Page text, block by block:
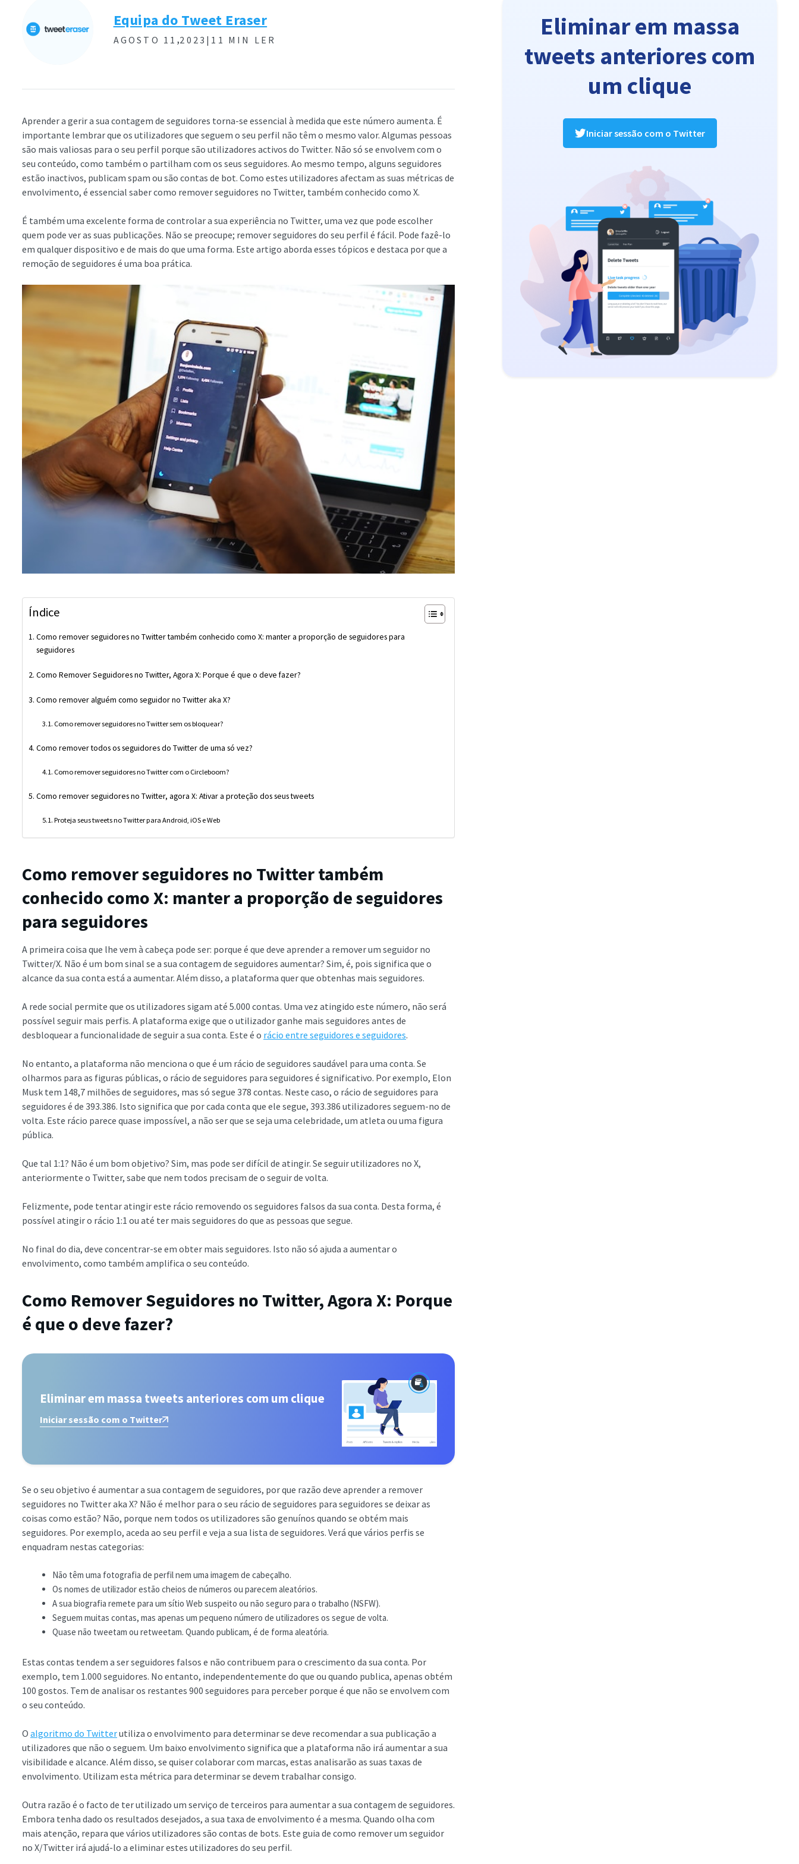
Equipa do Tweet Eraser
AGOSTO 11 ,2023| 11 MIN LER
Aprender a gerir a sua contagem de seguidores torna-se essencial à medida que este número aumenta. É
importante lembrar que os utilizadores que seguem o seu perfil não têm o mesmo valor. Algumas pessoas
são mais valiosas para o seu perfil porque são utilizadores activos do Twitter. Não só se envolvem com o
seu conteúdo, como também o partilham com os seus seguidores. Ao mesmo tempo, alguns seguidores
estão inactivos, publicam spam ou são contas de bot. Como estes utilizadores afectam as suas métricas de
envolvimento, é essencial saber como remover seguidores no Twitter, também conhecido como X.
É também uma excelente forma de controlar a sua experiência no Twitter, uma vez que pode escolher
quem pode ver as suas publicações. Não se preocupe; remover seguidores do seu perfil é fácil. Pode fazê-lo
em qualquer dispositivo e de mais do que uma forma. Este artigo aborda esses tópicos e destaca por que a
remoção de seguidores é uma boa prática.
Índice
Como remover seguidores no Twitter também conhecido como X: manter a proporção de seguidores para
seguidores
Como Remover Seguidores no Twitter, Agora X: Porque é que o deve fazer?
Como remover alguém como seguidor no Twitter aka X?
Como remover seguidores no Twitter sem os bloquear?
Como remover todos os seguidores do Twitter de uma só vez?
Como remover seguidores no Twitter com o Circleboom?
Como remover seguidores no Twitter, agora X: Ativar a proteção dos seus tweets
Proteja seus tweets no Twitter para Android, iOS e Web
Como remover seguidores no Twitter também
conhecido como X: manter a proporção de seguidores
para seguidores
A primeira coisa que lhe vem à cabeça pode ser: porque é que deve aprender a remover um seguidor no
Twitter/X. Não é um bom sinal se a sua contagem de seguidores aumentar? Sim, é, pois significa que o
alcance da sua conta está a aumentar. Além disso, a plataforma quer que obtenhas mais seguidores.
A rede social permite que os utilizadores sigam até 5.000 contas. Uma vez atingido este número, não será
possível seguir mais perfis. A plataforma exige que o utilizador ganhe mais seguidores antes de
desbloquear a funcionalidade de seguir a sua conta. Este é o rácio entre seguidores e seguidores.
No entanto, a plataforma não menciona o que é um rácio de seguidores saudável para uma conta. Se
olharmos para as figuras públicas, o rácio de seguidores para seguidores é significativo. Por exemplo, Elon
Musk tem 148,7 milhões de seguidores, mas só segue 378 contas. Neste caso, o rácio de seguidores para
seguidores é de 393.386. Isto significa que por cada conta que ele segue, 393.386 utilizadores seguem-no de
volta. Este rácio parece quase impossível, a não ser que se seja uma celebridade, um atleta ou uma figura
pública.
Que tal 1:1? Não é um bom objetivo? Sim, mas pode ser difícil de atingir. Se seguir utilizadores no X,
anteriormente o Twitter, sabe que nem todos precisam de o seguir de volta.
Felizmente, pode tentar atingir este rácio removendo os seguidores falsos da sua conta. Desta forma, é
possível atingir o rácio 1:1 ou até ter mais seguidores do que as pessoas que segue.
No final do dia, deve concentrar-se em obter mais seguidores. Isto não só ajuda a aumentar o
envolvimento, como também amplifica o seu conteúdo.
Como Remover Seguidores no Twitter, Agora X: Porque
é que o deve fazer?
Eliminar em massa tweets anteriores com um clique
Iniciar sessão com o Twitter
Se o seu objetivo é aumentar a sua contagem de seguidores, por que razão deve aprender a remover
seguidores no Twitter aka X? Não é melhor para o seu rácio de seguidores para seguidores se deixar as
coisas como estão? Não, porque nem todos os utilizadores são genuínos quando se obtém mais
seguidores. Por exemplo, aceda ao seu perfil e veja a sua lista de seguidores. Verá que vários perfis se
enquadram nestas categorias:
Não têm uma fotografia de perfil nem uma imagem de cabeçalho.
Os nomes de utilizador estão cheios de números ou parecem aleatórios.
A sua biografia remete para um sítio Web suspeito ou não seguro para o trabalho (NSFW).
Seguem muitas contas, mas apenas um pequeno número de utilizadores os segue de volta.
Quase não tweetam ou retweetam. Quando publicam, é de forma aleatória.
Estas contas tendem a ser seguidores falsos e não contribuem para o crescimento da sua conta. Por
exemplo, tem 1.000 seguidores. No entanto, independentemente do que ou quando publica, apenas obtém
100 gostos. Tem de analisar os restantes 900 seguidores para perceber porque é que não se envolvem com
o seu conteúdo.
O algoritmo do Twitterutiliza o envolvimento para determinar se deve recomendar a sua publicação a
utilizadores que não o seguem. Um baixo envolvimento significa que a plataforma não irá aumentar a sua
visibilidade e alcance. Além disso, se quiser colaborar com marcas, estas analisarão as suas taxas de
envolvimento. Utilizam esta métrica para determinar se devem trabalhar consigo.
Outra razão é o facto de ter utilizado um serviço de terceiros para aumentar a sua contagem de seguidores.
Embora tenha dado os resultados desejados, a sua taxa de envolvimento é a mesma. Quando olha com
mais atenção, repara que vários utilizadores são contas de bots. Este guia de como remover um seguidor
no X/Twitter irá ajudá-lo a eliminar estes utilizadores do seu perfil.
Eliminar em massa
tweets anteriores com
um clique
Iniciar sessão com o Twitter